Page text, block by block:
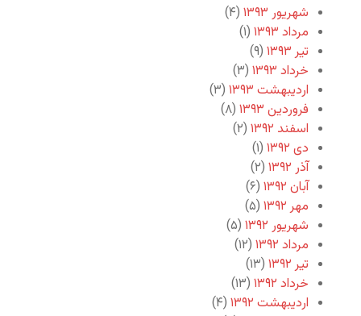
شهریور ۱۳۹۳
(۴)
مرداد ۱۳۹۳
(۱)
تیر ۱۳۹۳
(۹)
خرداد ۱۳۹۳
(۳)
اردیبهشت ۱۳۹۳
(۳)
فروردین ۱۳۹۳
(۸)
اسفند ۱۳۹۲
(۲)
دی ۱۳۹۲
(۱)
آذر ۱۳۹۲
(۲)
آبان ۱۳۹۲
(۶)
مهر ۱۳۹۲
(۵)
شهریور ۱۳۹۲
(۵)
مرداد ۱۳۹۲
(۱۲)
تیر ۱۳۹۲
(۱۳)
خرداد ۱۳۹۲
(۱۳)
اردیبهشت ۱۳۹۲
(۴)